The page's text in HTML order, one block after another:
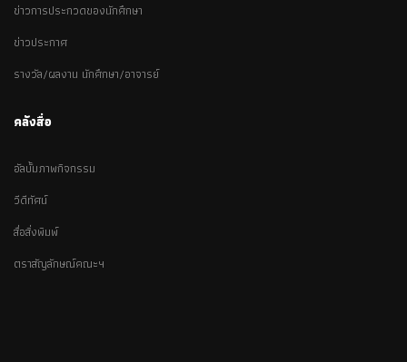
ข่าวการประกวดของนักศึกษา
ข่าวประกาศ
รางวัล/ผลงาน นักศึกษา/อาจารย์
คลังสื่อ
อัลบั้มภาพกิจกรรม
วีดีทัศน์
สื่อสิ่งพิมพ์
ตราสัญลักษณ์คณะฯ